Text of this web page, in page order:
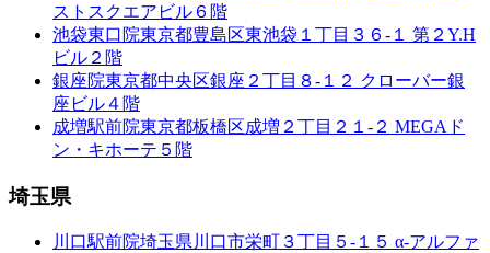
ストスクエアビル６階
池袋東口院東京都豊島区東池袋１丁目３６-１ 第２Y.H
ビル２階
銀座院東京都中央区銀座２丁目８-１２ クローバー銀
座ビル４階
成増駅前院東京都板橋区成増２丁目２１-２ MEGAド
ン・キホーテ５階
埼玉県
川口駅前院埼玉県川口市栄町３丁目５-１５ α-アルファ